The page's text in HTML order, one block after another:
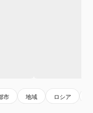
市 地域 ロシア